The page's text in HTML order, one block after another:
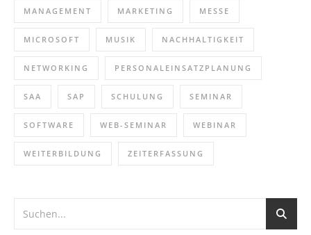
MANAGEMENT MARKETING MESSE
MICROSOFT MUSIK NACHHALTIGKEIT
NETWORKING PERSONALEINSATZPLANUNG
SAA SAP SCHULUNG SEMINAR
SOFTWARE WEB-SEMINAR WEBINAR
WEITERBILDUNG ZEITERFASSUNG